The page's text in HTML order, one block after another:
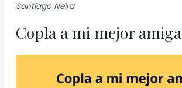
Santiago Neira
Copla a mi mejor amiga